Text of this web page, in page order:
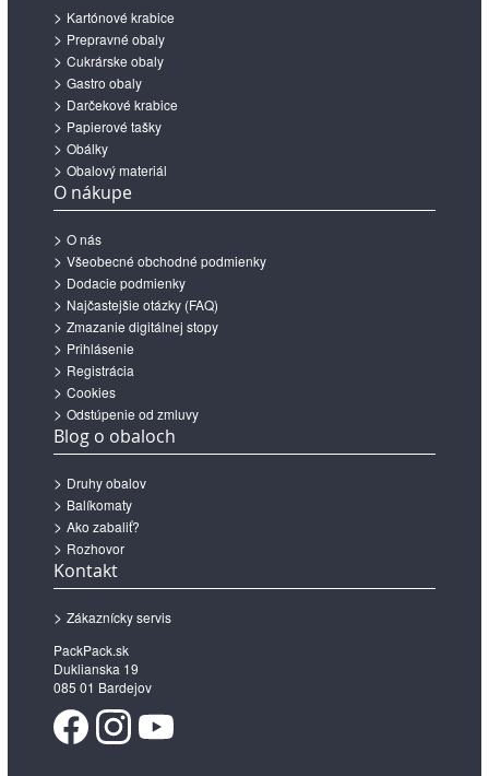
Kartónové krabice
Prepravné obaly
Cukrárske obaly
Gastro obaly
Darčekové krabice
Papierové tašky
Obálky
Obalový materiál
O nákupe
O nás
Všeobecné obchodné podmienky
Dodacie podmienky
Najčastejšie otázky (FAQ)
Zmazanie digitálnej stopy
Prihlásenie
Registrácia
Cookies
Odstúpenie od zmluvy
Blog o obaloch
Druhy obalov
Balíkomaty
Ako zabaliť?
Rozhovor
Kontakt
Zákaznícky servis
PackPack.sk
Duklianska 19
085 01 Bardejov